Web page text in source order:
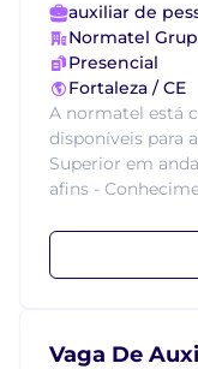
auxiliar de
Normatel
Presencial
Fortaleza / CE
A normatel está
disponíveis para
Superior em
afins -
Vaga De